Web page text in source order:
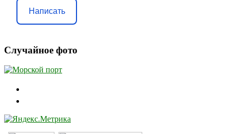
Написать
Случайное фото